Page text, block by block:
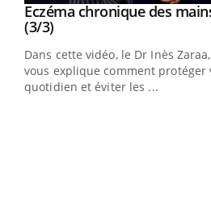
Youtube
Youtube
Eczéma chronique des
(3/3)Youtube
Dans cette vidéo, le Dr Inès
vous explique comment protéger
quotidien et éviter les ...